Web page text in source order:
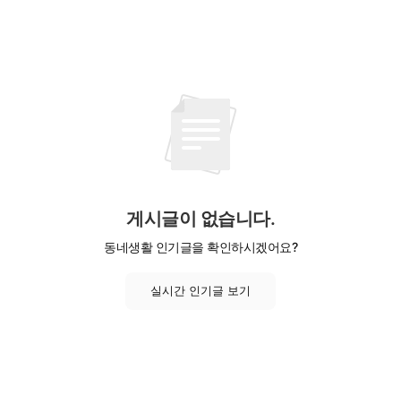
게시글이 없습니다.
동네생활 인기글을 확인하시겠어요?
실시간 인기글 보기